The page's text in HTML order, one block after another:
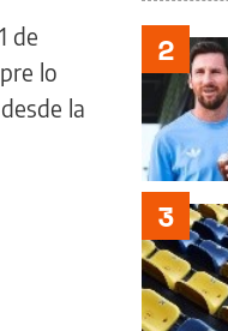
de
lo
la
2
3